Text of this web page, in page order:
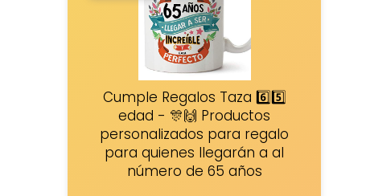
Cumple Regalos Taza 6️⃣5️⃣
edad - 🎊🙌 Productos
personalizados para regalo
para quienes llegarán a al
número de 65 años